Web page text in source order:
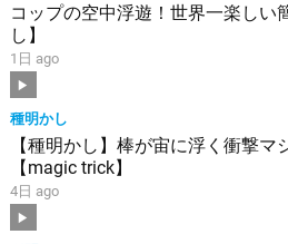
コップの空中浮遊！世界一楽しい
し】
1日 ago
種明かし
【種明かし】棒が宙に浮く衝撃マ
【magic trick】
4日 ago